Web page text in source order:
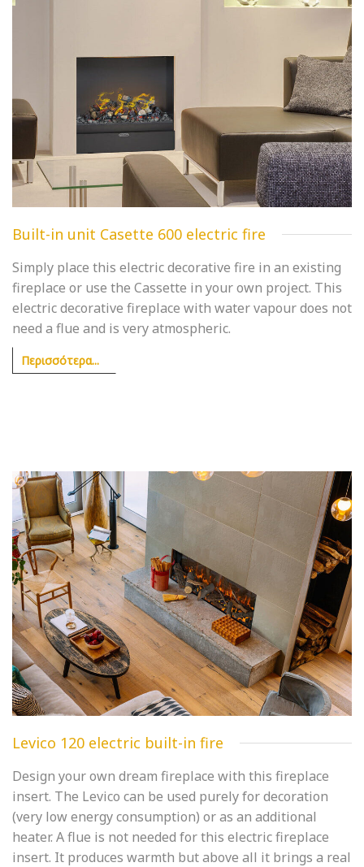
Built-in unit Casette 600 electric fire
Simply place this electric decorative fire in an existing
fireplace or use the Cassette in your own project. This
electric decorative fireplace with water vapour does not
need a flue and is very atmospheric.
Περισσότερα...
Levico 120 electric built-in fire
Design your own dream fireplace with this fireplace
insert. The Levico can be used purely for decoration
(very low energy consumption) or as an additional
heater. A flue is not needed for this electric fireplace
insert. It produces warmth but above all it brings a real